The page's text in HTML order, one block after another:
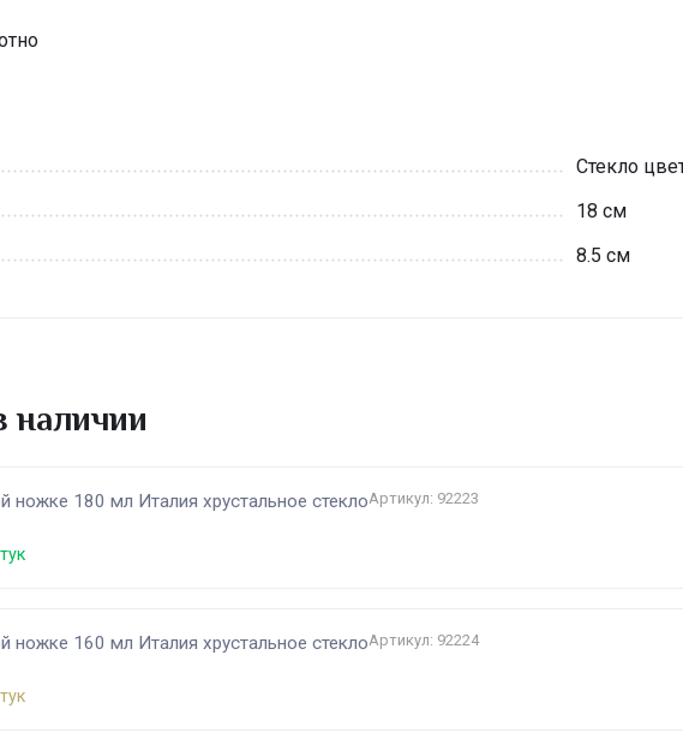
Стекло
18 см
8.5 см
наличии
ножке 180 мл Италия хрустальное стеклоАртикул: 92223
ножке 160 мл Италия хрустальное стеклоАртикул: 92224